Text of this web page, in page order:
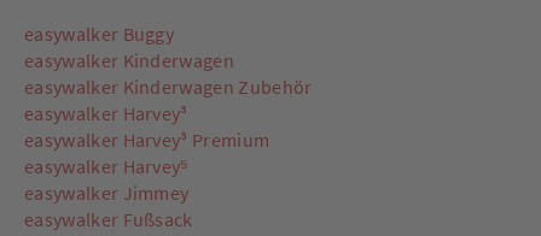
easywalker Buggy
easywalker Kinderwagen
easywalker Kinderwagen Zubehör
easywalker Harvey³
easywalker Harvey³ Premium
easywalker Harvey⁵
easywalker Jimmey
easywalker Fußsack